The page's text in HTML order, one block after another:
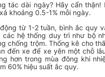
tác dài ngày? Hãy cẩn thận!
khoảng 0.5-1% mỗi ngày.
từ 1-2 tuần, bình ắc quy
hệ thống duy trì như bộ
chống trộm. Thống kê cho
đến xe để xe yên một chỗ
hơn trong mùa đông khi
60% hiệu suất ắc quy.